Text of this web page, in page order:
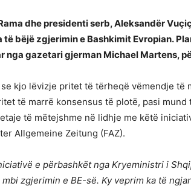
dhe presidenti serb, Aleksandër
të bëjë zgjerimin e Bashkimit Evropian.
nga gazetari gjerman Michael Martens,
kjo lëvizje pritet të tërheqë vëmendje të
të marrë konsensus të plotë, pasi
të mëtejshme në lidhje me këtë
Allgemeine Zeitung (FAZ).
e përbashkët nga Kryeministri i
zgjerimin e BE-së. Ky veprim ka të